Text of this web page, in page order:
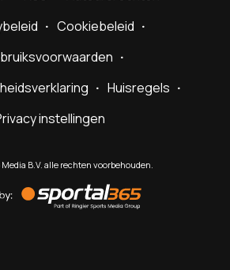
Cookiebeleid
Huisregels
instellingen
Media B.V. alle rechten voorbehouden.
by
Sportal365